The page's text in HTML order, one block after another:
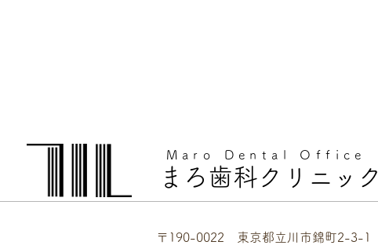
Maro Dental Office
まろ歯科クリニック
〒190-0022 東京都立川市錦町2-3-1